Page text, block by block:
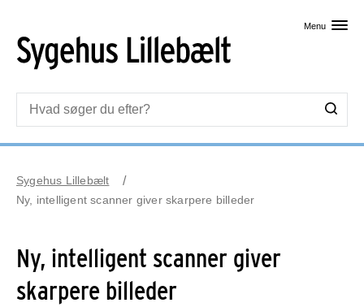
Menu
Sygehus Lillebælt
Ny, intelligent scanner giver skarpere billeder
Ny, intelligent scanner giver
skarpere billeder